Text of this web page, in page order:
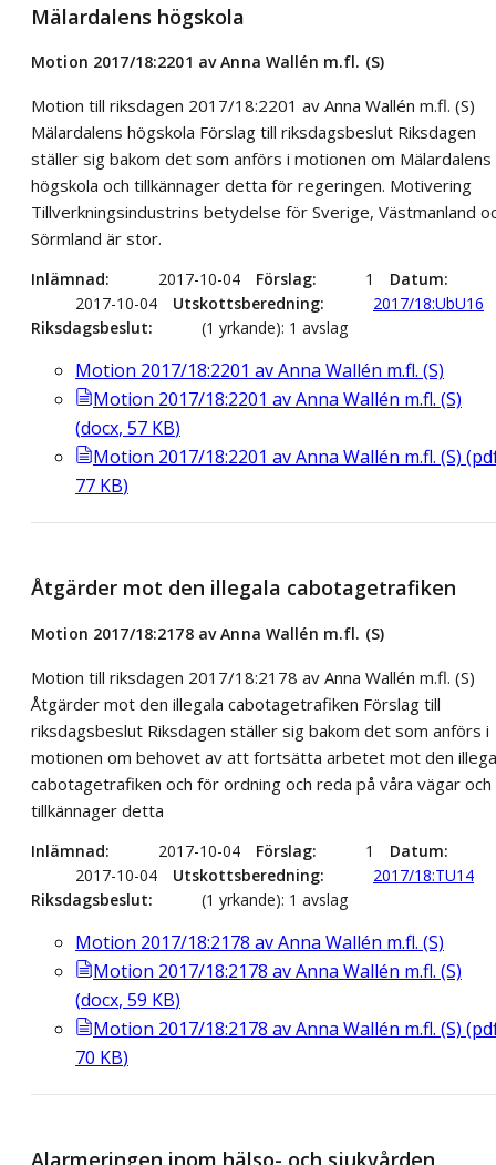
Mälardalens högskola
Motion 2017/18:2201 av Anna Wallén m.fl. (S)
Motion till riksdagen 2017/18:2201 av Anna Wallén m.fl. (S)
Mälardalens högskola Förslag till riksdagsbeslut Riksdagen
ställer sig bakom det som anförs i motionen om Mälardalens
högskola och tillkännager detta för regeringen. Motivering
Tillverkningsindustrins betydelse för Sverige, Västmanland
Sörmland är stor.
Inlämnad 2017-10-04 Förslag 1
Datum
2017-10-04
Utskottsberedning
2017/18:UbU16
Riksdagsbeslut
(1 yrkande): 1 avslag
Motion 2017/18:2201 av Anna Wallén m.fl. (S)
Motion 2017/18:2201 av Anna Wallén m.fl. (S)
(docx, 57 KB)
Motion 2017/18:2201 av Anna Wallén m.fl. (S) (
77 KB)
Åtgärder mot den illegala cabotagetrafiken
Motion 2017/18:2178 av Anna Wallén m.fl. (S)
Motion till riksdagen 2017/18:2178 av Anna Wallén m.fl. (S)
Åtgärder mot den illegala cabotagetrafiken Förslag till
riksdagsbeslut Riksdagen ställer sig bakom det som anförs i
motionen om behovet av att fortsätta arbetet mot den
cabotagetrafiken och för ordning och reda på våra vägar och
tillkännager detta
Inlämnad 2017-10-04 Förslag 1
Datum
2017-10-04
Utskottsberedning
2017/18:TU14
Riksdagsbeslut
(1 yrkande): 1 avslag
Motion 2017/18:2178 av Anna Wallén m.fl. (S)
Motion 2017/18:2178 av Anna Wallén m.fl. (S)
(docx, 59 KB)
Motion 2017/18:2178 av Anna Wallén m.fl. (S) (
70 KB)
Alarmeringen inom hälso- och sjukvården